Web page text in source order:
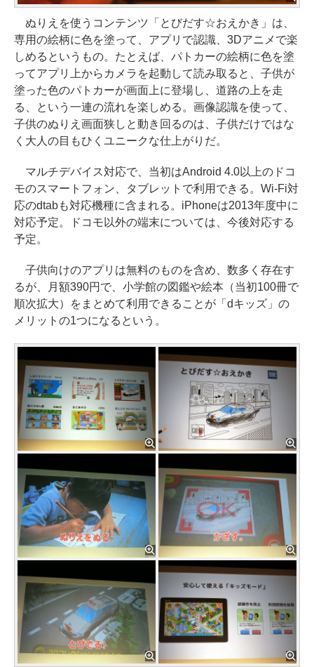
ぬりえを使うコンテンツ「とびだす☆おえかき」は、
専用の絵柄に色を塗って、アプリで認識、3Dアニメで楽
しめるというもの。たとえば、パトカーの絵柄に色を塗
ってアプリ上からカメラを起動して読み取ると、子供が
塗った色のパトカーが画面上に登場し、道路の上を走
る、という一連の流れを楽しめる。画像認識を使って、
子供のぬりえ画面狭しと動き回るのは、子供だけではな
く大人の目もひくユニークな仕上がりだ。
マルチデバイス対応で、当初はAndroid 4.0以上のドコ
モのスマートフォン、タブレットで利用できる。Wi-Fi対
応のdtabも対応機種に含まれる。iPhoneは2013年度中に
対応予定。ドコモ以外の端末については、今後対応する
予定。
子供向けのアプリは無料のものを含め、数多く存在す
るが、月額390円で、小学館の図鑑や絵本（当初100冊で
順次拡大）をまとめて利用できることが「dキッズ」の
メリットの1つになるという。